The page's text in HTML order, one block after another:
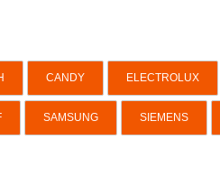
CANDY ELECTROLUX
SAMSUNG SIEMENS